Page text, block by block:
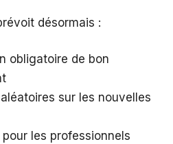
désormais :
obligatoire de bon
sur les nouvelles
les professionnels